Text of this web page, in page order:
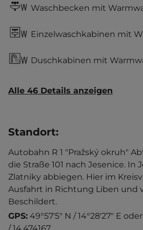
Waschbecken mit
Einzelwaschkabinen mit
Duschkabinen mit
Alle 46 Details anzeigen
Standort:
Autobahn R 1 "Pražský okruh"
die Straße 101 nach Jesenice. In
Zlatniky abbiegen. Hier im
Ausfahrt in Richtung Liben und
Beschildert.
GPS: 49°57'5" N / 14°28'27" E oder